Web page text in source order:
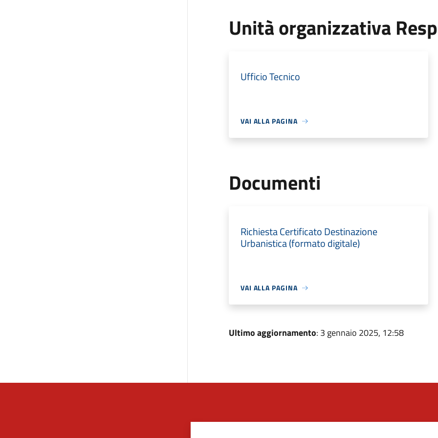
Unità organizzativa
Ufficio Tecnico
VAI ALLA PAGINA
Documenti
Richiesta Certificato Destinazione
Urbanistica (formato digitale)
VAI ALLA PAGINA
Ultimo aggiornamento: 3 gennaio 2025, 12:58